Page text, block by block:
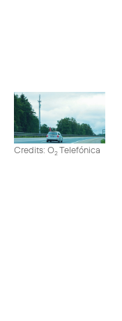
Credits: O2Telefónica